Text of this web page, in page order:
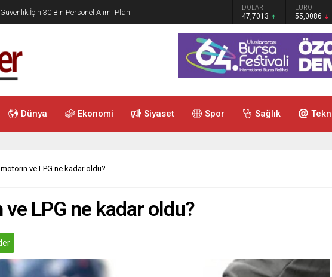
İçin 30 Bin Personel Alımı Planı DOLAR
47,7013
EURO
55,0086
Dünya Ekonomi Siyaset Spor Sağlık
ve LPG ne kadar oldu?
LPG ne kadar oldu?